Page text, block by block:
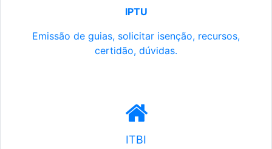
IPTU
Emissão de guias, solicitar isenção, recursos,
certidão, dúvidas.
ITBI